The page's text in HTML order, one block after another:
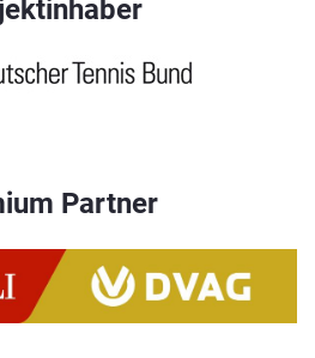
Partner